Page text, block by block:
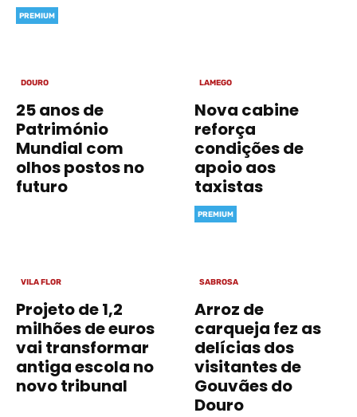
DOURO
PREMIUM
25 anos de
Património
Mundial com
olhos postos no
futuro
LAMEGO
Nova cabine
reforça
condições de
apoio aos
taxistas
VILA FLOR
Projeto de 1,2
milhões de euros
vai transformar
antiga escola no
novo tribunal
SABROSA
PREMIUM
Arroz de
carqueja fez as
delícias dos
visitantes de
Gouvães do
Douro